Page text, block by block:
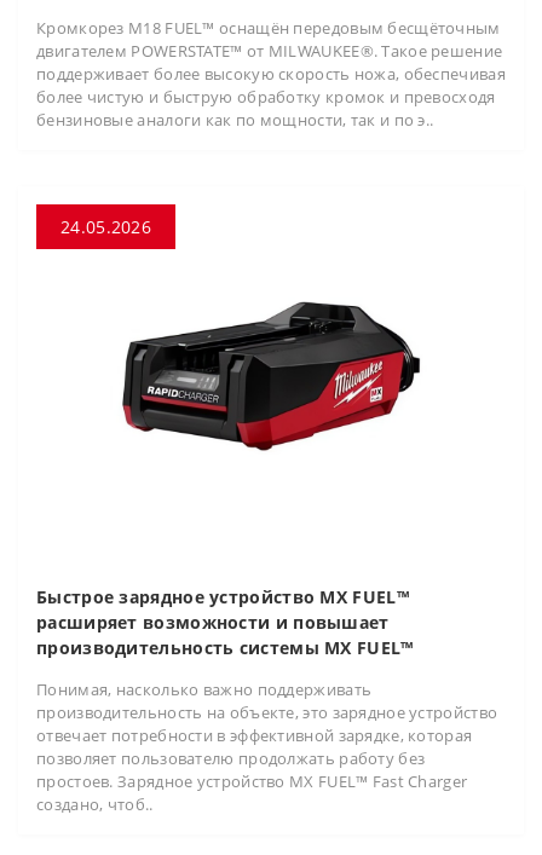
Кромкорез M18 FUEL™ оснащён передовым бесщёточным
двигателем POWERSTATE™ от MILWAUKEE®. Такое решение
поддерживает более высокую скорость ножа, обеспечивая
более чистую и быструю обработку кромок и превосходя
бензиновые аналоги как по мощности, так и по э..
24.05.2026
Быстрое зарядное устройство MX FUEL™
расширяет возможности и повышает
производительность системы MX FUEL™
Понимая, насколько важно поддерживать
производительность на объекте, это зарядное устройство
отвечает потребности в эффективной зарядке, которая
позволяет пользователю продолжать работу без
простоев. Зарядное устройство MX FUEL™ Fast Charger
создано, чтоб..